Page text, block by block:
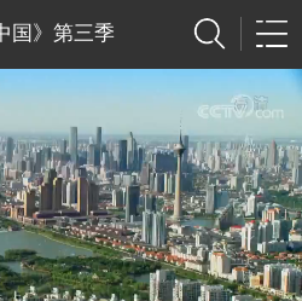
国》第三季